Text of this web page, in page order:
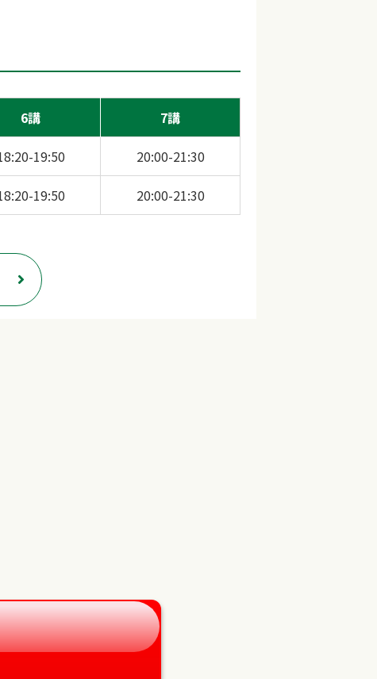
6講 7講
19:50 20:00-21:30
19:50 20:00-21:30